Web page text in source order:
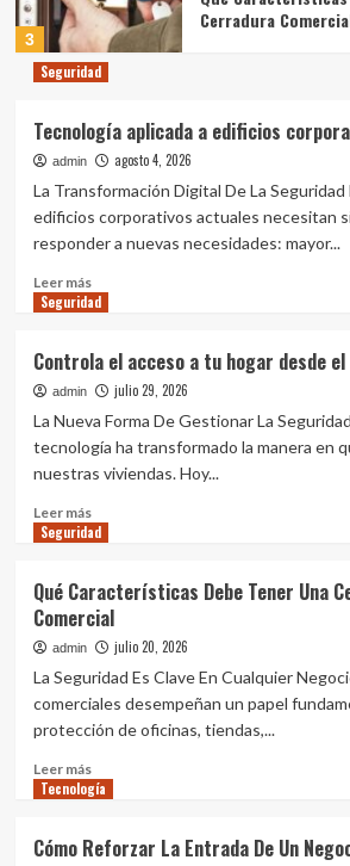
3
Cerradura
4
Cómo Reforzar La
Seguridad
Detectores De
1
Seguridad
corporativos.
Cerradura
Seguridad
Tecnología aplicada a edificios
admin agosto 4, 2026
La Transformación Digital De La Seguridad
edificios corporativos actuales necesitan
responder a nuevas necesidades: mayor...
Leer másLeer
más
aplicada
a
edificios
corporativos.
Seguridad
Controla el acceso a tu hogar desde el
admin julio 29, 2026
La Nueva Forma De Gestionar La
tecnología ha transformado la manera en
nuestras viviendas. Hoy...
Leer másLeer
más
el
acceso
a
tu
desde
el
Seguridad
Qué Características Debe Tener Una
Comercial
admin julio 20, 2026
La Seguridad Es Clave En Cualquier
comerciales desempeñan un papel
protección de oficinas, tiendas,...
Leer másLeer
más
Características
Tecnología
Cómo Reforzar La Entrada De Un